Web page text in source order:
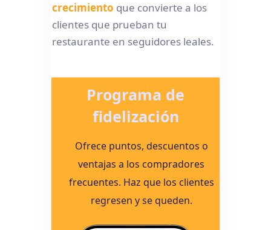
crecimiento que convierte a los
clientes que prueban tu
restaurante en seguidores leales.
Programa de
fidelización
Ofrece puntos, descuentos o
ventajas a los compradores
frecuentes. Haz que los clientes
regresen y se queden.